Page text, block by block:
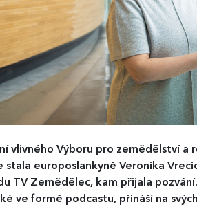
vlivného Výboru pro zemědělství a
europoslankyně Veronika
TV Zemědělec, kam přijala
ve formě podcastu, přináší na